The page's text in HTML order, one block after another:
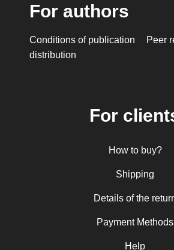
For authors
Conditions of publication Peer
distribution
For
How to buy?
Shipping
Details of the
Payment Methods
Help